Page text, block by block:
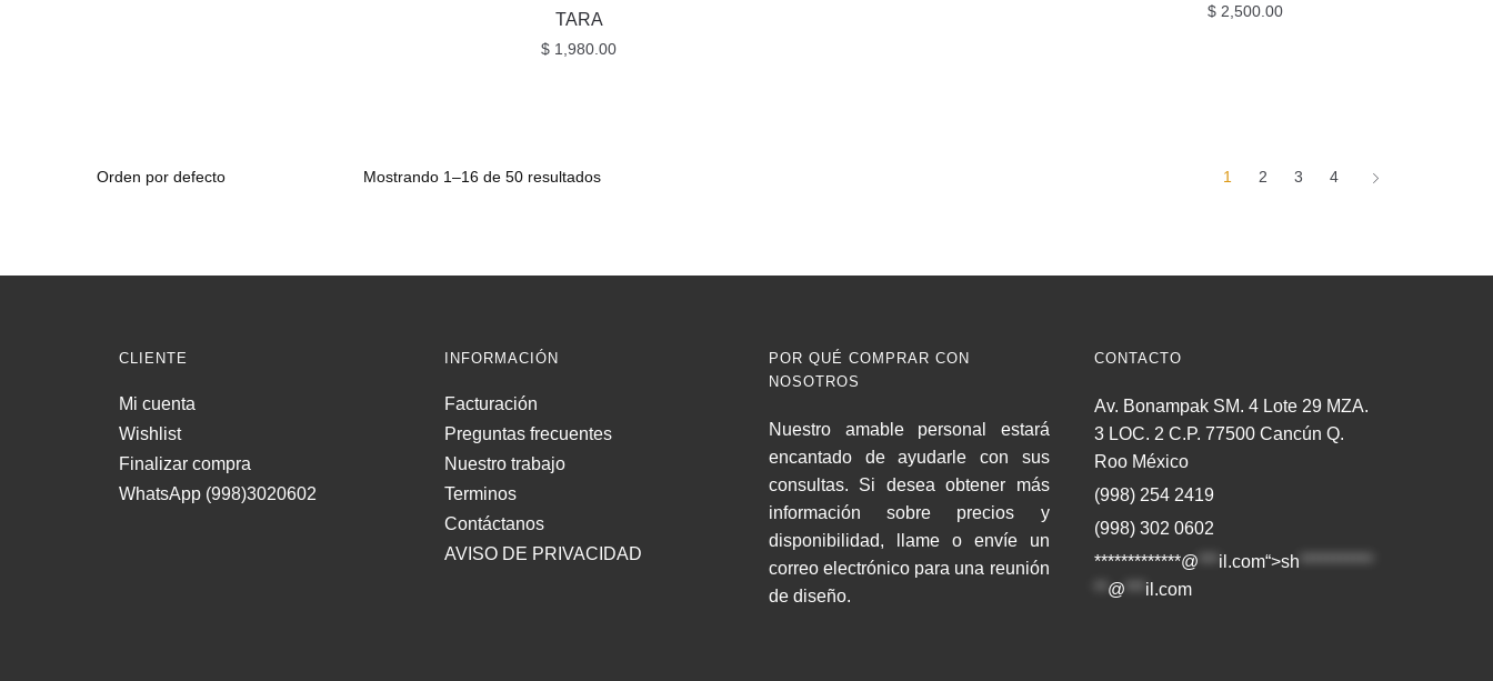
TARA
$ 1,980.00
$2,500.00
Mostrando 1–16 de 50 resultados 1 2 3 4
CLIENTE
Mi cuenta
Wishlist
Finalizar compra
WhatsApp (998)3020602
INFORMACIÓN
Facturación
Preguntas frecuentes
Nuestro trabajo
Terminos
Contáctanos
AVISO DE PRIVACIDAD
POR QUÉ COMPRAR CON
NOSOTROS
Nuestro amable personal estará
encantado de ayudarle con sus
consultas. Si desea obtener más
información sobre precios y
disponibilidad, llame o envíe un
correo electrónico para una reunión
de diseño.
CONTACTO
Av. Bonampak SM. 4 Lote 29 MZA.
3 LOC. 2 C.P. 77500 Cancún Q.
Roo México
(998) 254 2419
(998) 302 0602
*************@
il.com“>sh ***********
@ il.com